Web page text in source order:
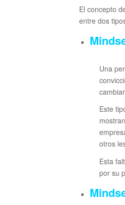
El concepto
entre dos
Una
Este
otros
Esta
por su